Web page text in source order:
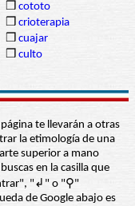
❒ cototo
❒ crioterapia
❒ cuajar
❒ culto
te llevarán a otras
la etimología de una
superior a mano
en la casilla que
"↲" o "⚲"
de Google abajo es